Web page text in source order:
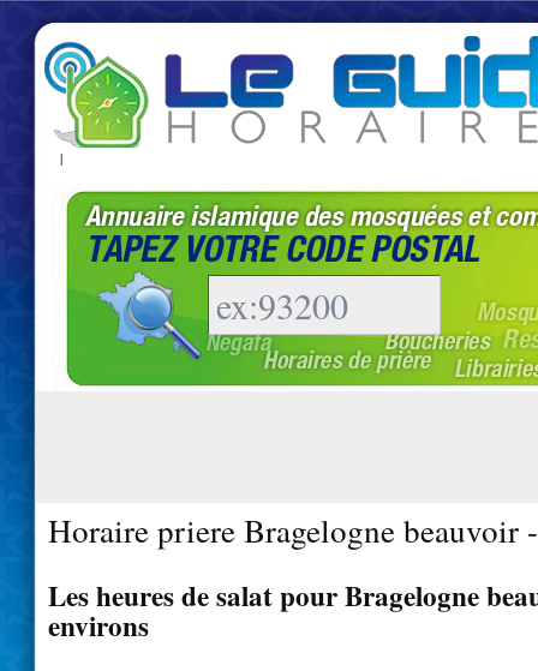
|
Horaire priere Bragelogne beauvoir
Les heures de salat pour Bragelogne
environs